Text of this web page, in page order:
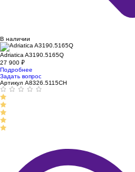
В наличии
Adriatica A3190.5165Q
27 900 ₽
Подробнее
Задать вопрос
Артикул A8326.5115CH